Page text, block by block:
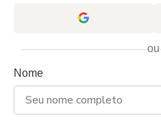
ou
Nome